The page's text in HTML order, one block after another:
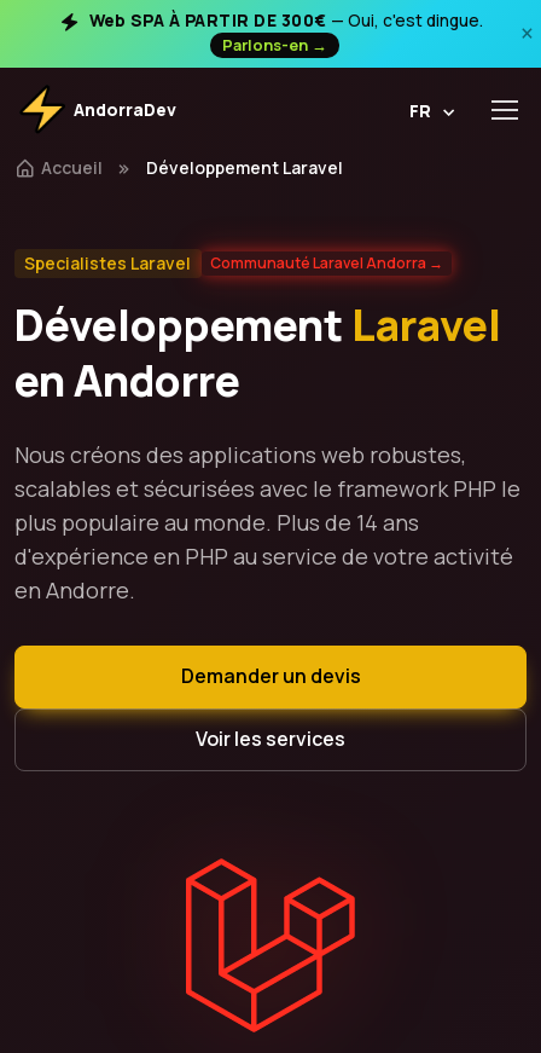
Web SPA À PARTIR DE 300€ — Oui, c'est dingue.
Parlons-en →
×
AndorraDev FR
Accueil Développement Laravel
Specialistes Laravel Communauté Laravel Andorra →
Développement Laravel
en Andorre
Nous créons des applications web robustes,
scalables et sécurisées avec le framework PHP le
plus populaire au monde. Plus de 14 ans
d'expérience en PHP au service de votre activité
en Andorre.
Demander un devis
Voir les services